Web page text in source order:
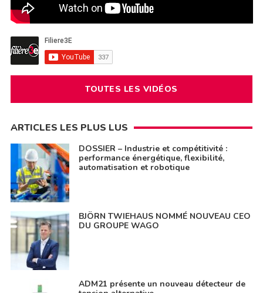
TOUTES LES VIDÉOS
ARTICLES LES PLUS LUS
DOSSIER – Industrie et compétitivité :
performance énergétique, flexibilité,
automatisation et robotique
BJÖRN TWIEHAUS NOMMÉ NOUVEAU CEO
DU GROUPE WAGO
ADM21 présente un nouveau détecteur de